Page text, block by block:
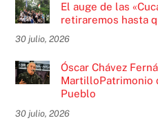
El auge de las
retiraremos hasta
30 julio, 2026
Óscar Chávez
MartilloPatrimonio
Pueblo
30 julio, 2026